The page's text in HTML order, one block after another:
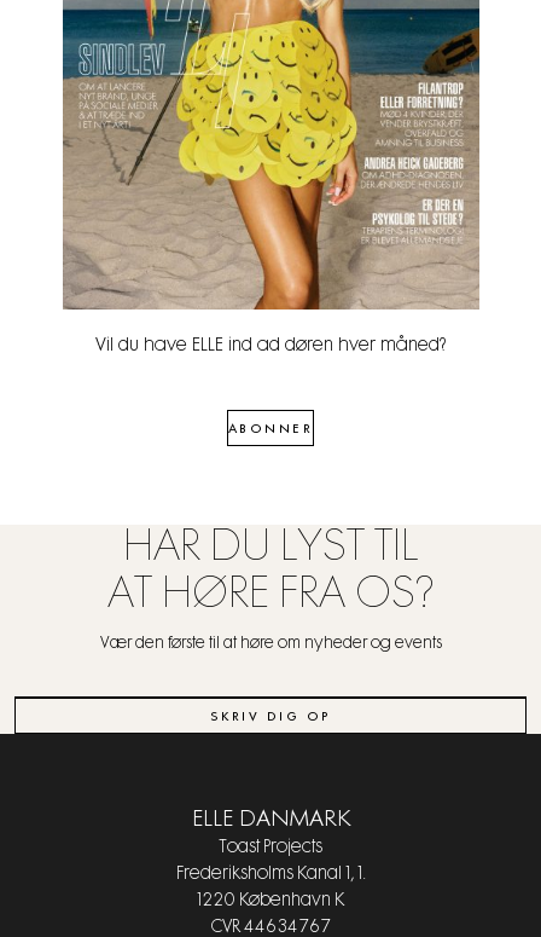
Vil du have ELLE ind ad døren hver måned?
ABONNER
HAR DU LYST TIL
AT HØRE FRA OS?
Vær den første til at høre om nyheder og events
SKRIV DIG OP
ELLE DANMARK
Toast Projects
Frederiksholms Kanal 1, 1.
1220 København K
CVR 44634767